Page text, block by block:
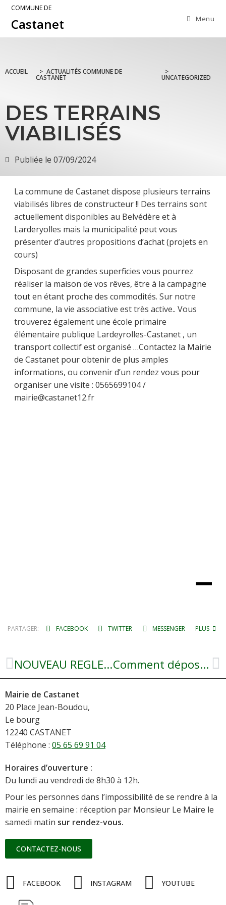
COMMUNE DE
Castanet Menu
ACCUEIL > ACTUALITÉS COMMUNE DE
CASTANET
>
UNCATEGORIZED
DES TERRAINS
VIABILISÉS
Publiée le 07/09/2024
La commune de Castanet dispose plusieurs terrains
viabilisés libres de constructeur !! Des terrains sont
actuellement disponibles au Belvédère et à
Larderyolles mais la municipalité peut vous
présenter d’autres propositions d’achat (projets en
cours)
Disposant de grandes superficies vous pourrez
réaliser la maison de vos rêves, être à la campagne
tout en étant proche des commodités. Sur notre
commune, la vie associative est très active.. Vous
trouverez également une école primaire
élémentaire publique Lardeyrolles-Castanet , un
transport collectif est organisé …Contactez la Mairie
de Castanet pour obtenir de plus amples
informations, ou convenir d’un rendez vous pour
organiser une visite : 0565699104 /
mairie@castanet12.fr
PARTAGER: FACEBOOK TWITTER MESSENGER PLUS
NOUVEAU REGLEMENT ASSAINISSEMENT COLLECTIF EN LIGNE APPLICABLE AU 1ER AOUT 2022 Comment déposer un dossier de candidature Logement communal de la commune?
Mairie de Castanet
20 Place Jean-Boudou,
Le bourg
12240 CASTANET
Téléphone : 05 65 69 91 04
Horaires d’ouverture :
Du lundi au vendredi de 8h30 à 12h.
Pour les personnes dans l’impossibilité de se rendre à la
mairie en semaine : réception par Monsieur Le Maire le
samedi matin sur rendez-vous.
CONTACTEZ-NOUS
FACEBOOK INSTAGRAM YOUTUBE